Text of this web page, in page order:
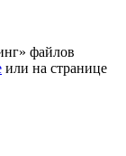
файлов
или на странице